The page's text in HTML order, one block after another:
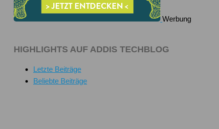
Werbung
HIGHLIGHTS AUF ADDIS TECHBLOG
Letzte Beiträge
Beliebte Beiträge